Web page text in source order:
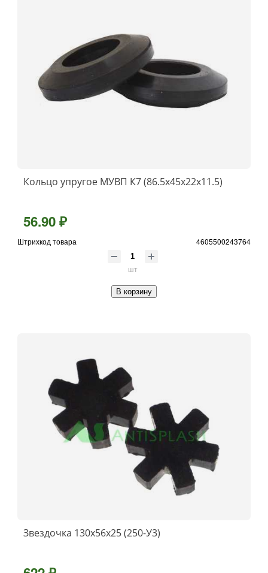
Кольцо упругое МУВП К7 (86.5х45х22х11.5)
56.90 ₽
Штрихкод товара 4605500243764
шт
В корзину
Звездочка 130х56х25 (250-У3)